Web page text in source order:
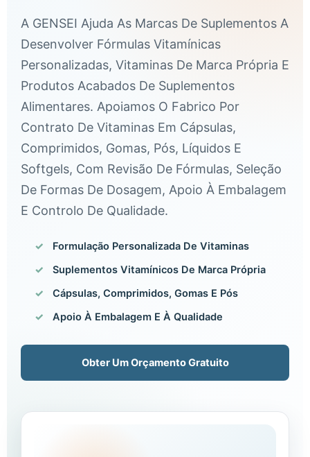
A GENSEI Ajuda As Marcas De Suplementos A
Desenvolver Fórmulas Vitamínicas
Personalizadas, Vitaminas De Marca Própria E
Produtos Acabados De Suplementos
Alimentares. Apoiamos O Fabrico Por
Contrato De Vitaminas Em Cápsulas,
Comprimidos, Gomas, Pós, Líquidos E
Softgels, Com Revisão De Fórmulas, Seleção
De Formas De Dosagem, Apoio À Embalagem
E Controlo De Qualidade.
Formulação Personalizada De Vitaminas
Suplementos Vitamínicos De Marca Própria
Cápsulas, Comprimidos, Gomas E Pós
Apoio À Embalagem E À Qualidade
Obter Um Orçamento Gratuito